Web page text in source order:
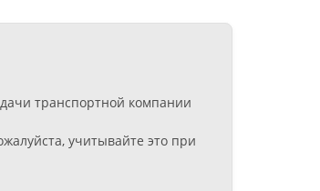
транспортной компании
учитывайте это при